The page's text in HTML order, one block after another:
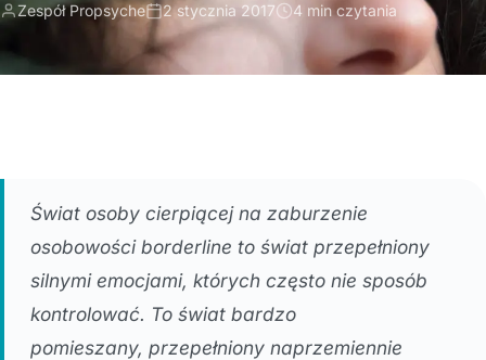
Zespół Propsyche 2 stycznia 2017 4 min czytania
Świat osoby cierpiącej na zaburzenie
osobowości borderline to świat przepełniony
silnymi emocjami, których często nie sposób
kontrolować. To świat bardzo
pomieszany, przepełniony naprzemiennie